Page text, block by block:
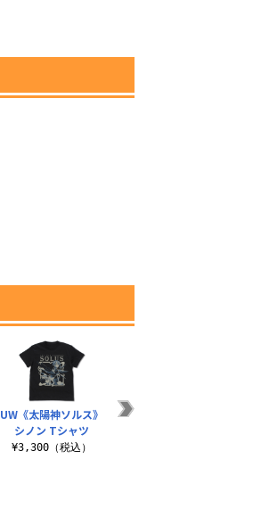
UW《太陽神ソルス》
シノン Tシャツ
¥3,300（税込）
描き下ろし アスナ